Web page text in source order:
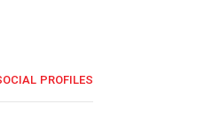
PROFILES